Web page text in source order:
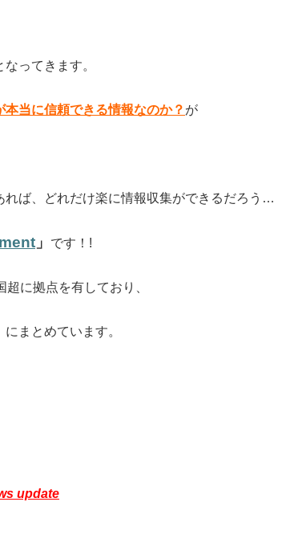
ってきます。
本当に信頼できる情報なのか？ が
れば、どれだけ楽に情報収集ができるだろう…
」 です！!
に拠点を有しており、
まとめています。
update